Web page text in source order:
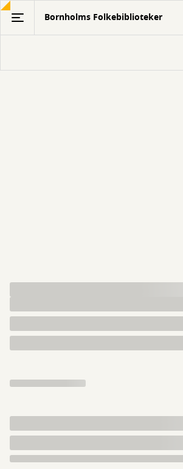
Gå
hovedindhold
Bornholms Folkebiblioteker